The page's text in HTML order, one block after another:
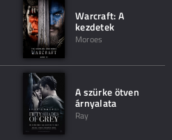
Warcraft: A
kezdetek
Moroes
A szürke ötven
árnyalata
Ray